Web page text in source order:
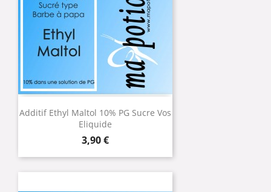
Additif Ethyl Maltol 10% PG Sucre Vos
Eliquide
Prix
3,90 €